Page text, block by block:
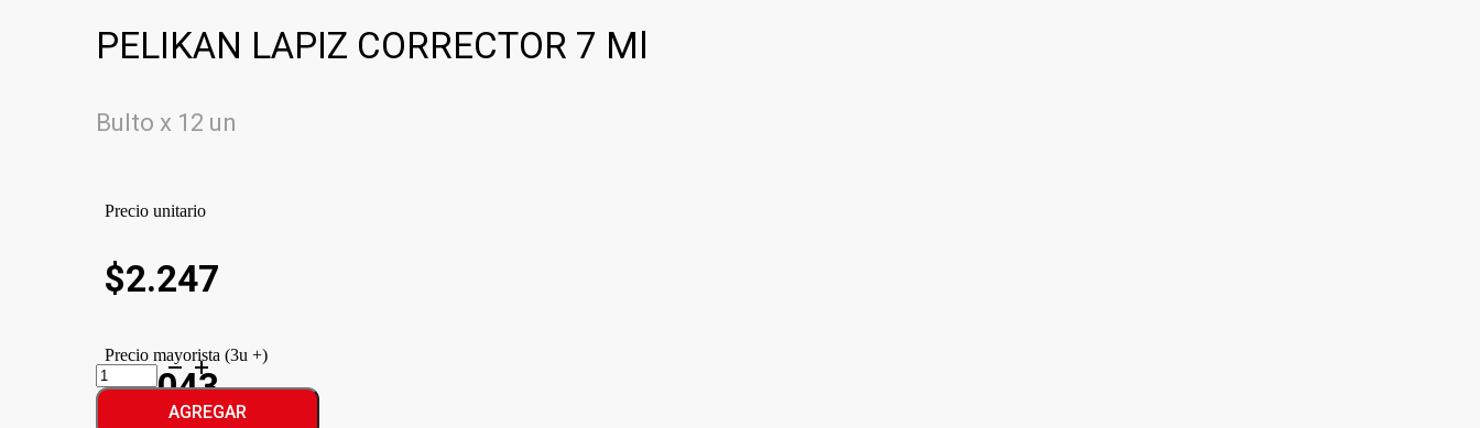
PELIKAN LAPIZ CORRECTOR 7 Ml
Bulto x 12 un
Precio unitario
$2.247
Precio mayorista (3u +)
$2.043
PELIKAN
LAPIZ
CORRECTORAGREGAR